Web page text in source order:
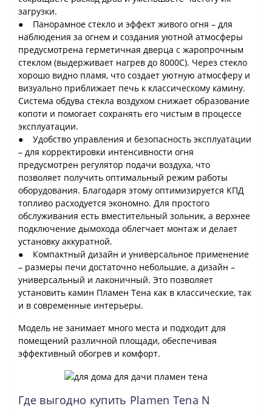
загрузки.
● Панорамное стекло и эффект живого огня – для
наблюдения за огнем и создания уютной атмосферы
предусмотрена герметичная дверца с жаропрочным
стеклом (выдерживает нагрев до 8000С). Через стекло
хорошо видно пламя, что создает уютную атмосферу и
визуально приближает печь к классическому камину.
Система обдува стекла воздухом снижает образование
копоти и помогает сохранять его чистым в процессе
эксплуатации.
● Удобство управления и безопасность эксплуатации
– для корректировки интенсивности огня
предусмотрен регулятор подачи воздуха, что
позволяет получить оптимальный режим работы
оборудования. Благодаря этому оптимизируется КПД
топливо расходуется экономно. Для простого
обслуживания есть вместительный зольник, а верхнее
подключение дымохода облегчает монтаж и делает
установку аккуратной.
● Компактный дизайн и универсальное применение
– размеры печи достаточно небольшие, а дизайн –
универсальный и лаконичный. Это позволяет
установить камин Пламен Тена как в классические, так
и в современные интерьеры.
Модель не занимает много места и подходит для
помещений различной площади, обеспечивая
эффективный обогрев и комфорт.
Где выгодно купить Plamen Tena N